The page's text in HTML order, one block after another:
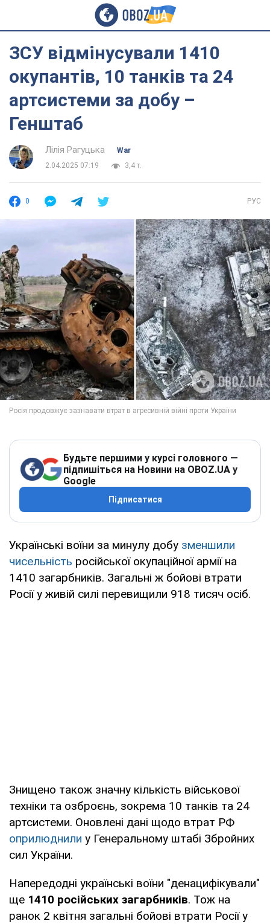
ЗСУ відмінусували 1410
окупантів, 10 танків та 24
артсистеми за добу –
Генштаб
Лілія Рагуцька
War
2.04.2025 07:19
3,4 т.
0 РУС
Будьте першими у курсі головного —
підпишіться на Новини на OBOZ.UA у
Google
Підписатися
Українські воїни за минулу добу зменшили
чисельність російської окупаційної армії на
1410 загарбників. Загальні ж бойові втрати
Росії у живій силі перевищили 918 тисяч осіб.
Знищено також значну кількість військової
техніки та озброєнь, зокрема 10 танків та 24
артсистеми. Оновлені дані щодо втрат РФ
оприлюднили у Генеральному штабі Збройних
сил України.
Напередодні українські воїни "денацифікували"
ще 1410 російських загарбників. Тож на
ранок 2 квітня загальні бойові втрати Росії у